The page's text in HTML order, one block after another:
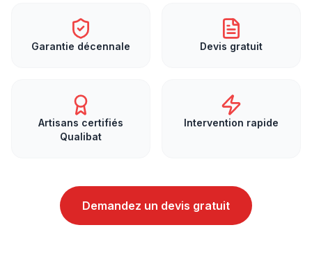
Garantie décennale Devis gratuit
Artisans certifiés
Qualibat
Intervention rapide
Demandez un devis gratuit